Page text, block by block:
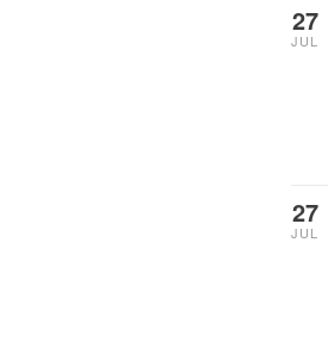
27
JUL
27
JUL